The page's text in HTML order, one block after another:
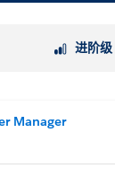
进阶级
Manager